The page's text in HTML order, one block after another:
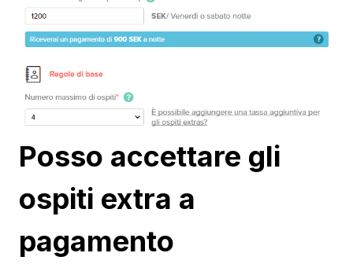
Posso accettare gli
ospiti extra a
pagamento